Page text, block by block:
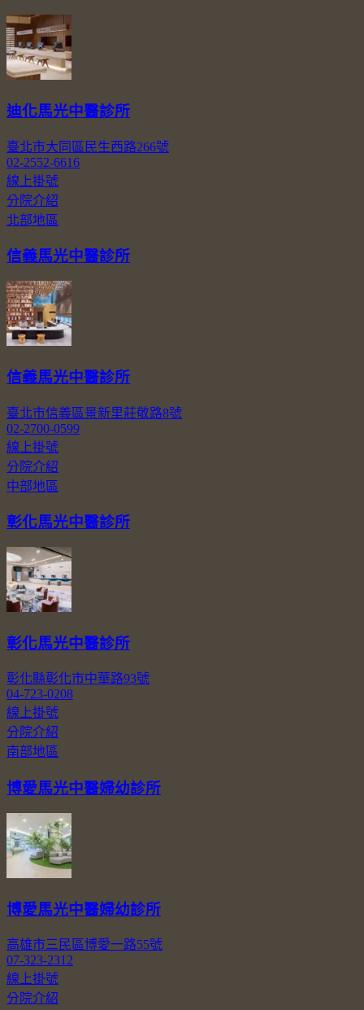
迪化馬光中醫診所
臺北市大同區民生西路266號
02-2552-6616
線上掛號
分院介紹
北部地區
信義馬光中醫診所
信義馬光中醫診所
臺北市信義區景新里莊敬路8號
02-2700-0599
線上掛號
分院介紹
中部地區
彰化馬光中醫診所
彰化馬光中醫診所
彰化縣彰化市中華路93號
04-723-0208
線上掛號
分院介紹
南部地區
博愛馬光中醫婦幼診所
博愛馬光中醫婦幼診所
高雄市三民區博愛一路55號
07-323-2312
線上掛號
分院介紹